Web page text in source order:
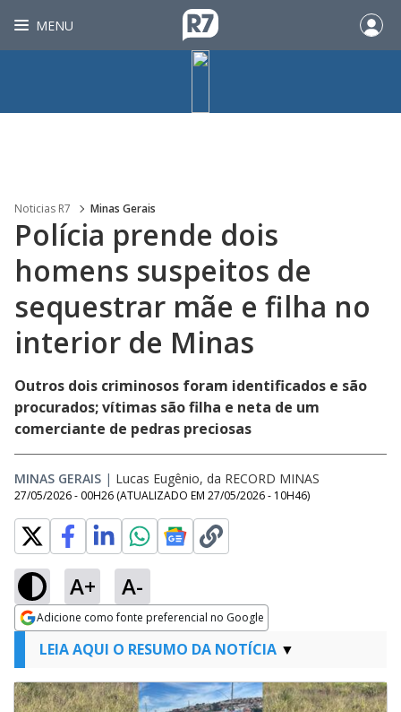
MENU
Noticias R7 Minas Gerais
Polícia prende dois
homens suspeitos de
sequestrar mãe e filha no
interior de Minas
Outros dois criminosos foram identificados e são
procurados; vítimas são filha e neta de um
comerciante de pedras preciosas
MINAS GERAIS | Lucas Eugênio, da RECORD MINAS
27/05/2026 - 00H26 (ATUALIZADO EM 27/05/2026 - 10H46)
A+ A-
Adicione como fonte preferencial no Google
Opens in new window
LEIA AQUI O RESUMO DA NOTÍCIA